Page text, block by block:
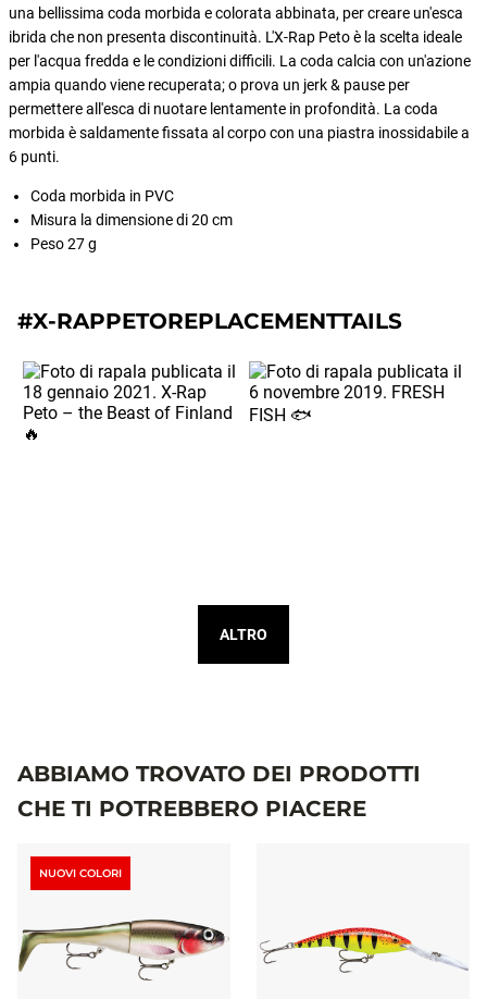
affondare lentamente nella colonna
d'acqua. La coda flessibile è ben
collegata al corpo grazie a 6 punti in
acciaio inossidabile. Coda di ricambio
inclusa. Armato con ancorette VMC
Coastal Black ™.
una bellissima coda morbida e colorata abbinata, per creare un'esca
ibrida che non presenta discontinuità. L'X-Rap Peto è la scelta ideale
per l'acqua fredda e le condizioni difficili. La coda calcia con un'azione
ampia quando viene recuperata; o prova un jerk & pause per
permettere all'esca di nuotare lentamente in profondità. La coda
morbida è saldamente fissata al corpo con una piastra inossidabile a
6 punti.
Coda morbida in PVC
Misura la dimensione di 20 cm
Peso 27 g
#X-RAPPETOREPLACEMENTTAILS
ALTRO
ABBIAMO TROVATO DEI PRODOTTI
CHE TI POTREBBERO PIACERE
NUOVI COLORI